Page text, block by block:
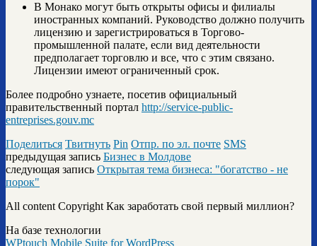
В Монако могут быть открыты офисы и филиалы
иностранных компаний. Руководство должно получить
лицензию и зарегистрироваться в Торгово-
промышленной палате, если вид деятельности
предполагает торговлю и все, что с этим связано.
Лицензии имеют ограниченный срок.
Более подробно узнаете, посетив официальный
правительственный портал http://service-public-
entreprises.gouv.mc
Поделиться Твитнуть Pin Отпр. по эл. почте SMS
предыдущая запись Бизнес в Молдове
следующая запись Открытая тема бизнеса: "богатство - не
порок"
All content Copyright Как заработать свой первый миллион?
На базе технологии
WPtouch Mobile Suite for WordPress